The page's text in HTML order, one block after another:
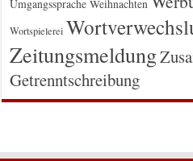
Umgangssprache Weihnachten
Wortspielerei
Zeitungsmeldung
Getrenntschreibung